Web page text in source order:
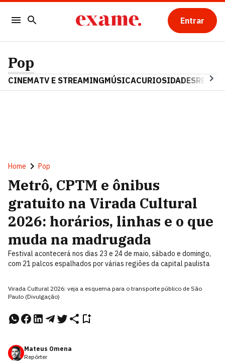
Entrar
Pop
CINEMATV E STREAMINGMÚSICACURIOSIDADES
Home Pop
Metrô, CPTM e ônibus
gratuito na Virada Cultural
2026: horários, linhas e o que
muda na madrugada
Festival acontecerá nos dias 23 e 24 de maio, sábado e domingo,
com 21 palcos espalhados por várias regiões da capital paulista
Virada Cultural 2026: veja a esquema para o transporte público de São
Paulo (Divulgação)
Mateus Omena
Repórter